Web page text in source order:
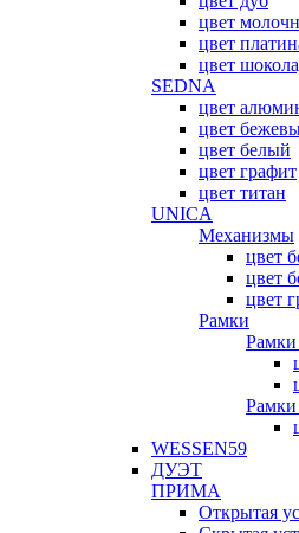
цвет
цвет
цвет
SEDNA
цвет
цвет
цвет белый
цвет графит
цвет титан
UNICA
Механизмы
цвет
цвет
цвет
Рамки
Рамки
Рамки
WESSEN59
ДУЭТ
ПРИМА
Открытая